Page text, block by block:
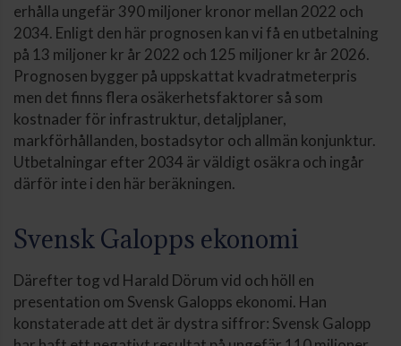
erhålla ungefär 390 miljoner kronor mellan 2022 och
2034. Enligt den här prognosen kan vi få en utbetalning
på 13 miljoner kr år 2022 och 125 miljoner kr år 2026.
Prognosen bygger på uppskattat kvadratmeterpris
men det finns flera osäkerhetsfaktorer så som
kostnader för infrastruktur, detaljplaner,
markförhållanden, bostadsytor och allmän konjunktur.
Utbetalningar efter 2034 är väldigt osäkra och ingår
därför inte i den här beräkningen.
Svensk Galopps ekonomi
Därefter tog vd Harald Dörum vid och höll en
presentation om Svensk Galopps ekonomi. Han
konstaterade att det är dystra siffror: Svensk Galopp